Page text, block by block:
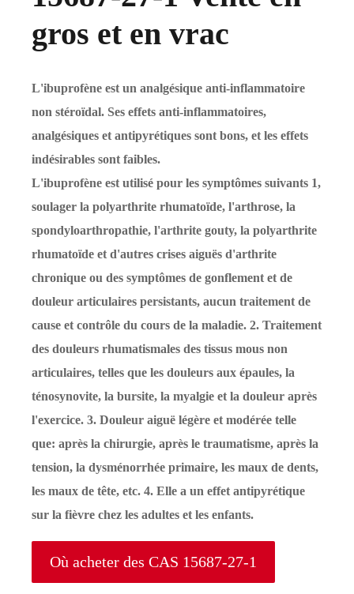
gros et en vrac
L'ibuprofène est un analgésique anti-inflammatoire
non stéroïdal. Ses effets anti-inflammatoires,
analgésiques et antipyrétiques sont bons, et les effets
indésirables sont faibles.
L'ibuprofène est utilisé pour les symptômes suivants 1,
soulager la polyarthrite rhumatoïde, l'arthrose, la
spondyloarthropathie, l'arthrite gouty, la polyarthrite
rhumatoïde et d'autres crises aiguës d'arthrite
chronique ou des symptômes de gonflement et de
douleur articulaires persistants, aucun traitement de
cause et contrôle du cours de la maladie. 2. Traitement
des douleurs rhumatismales des tissus mous non
articulaires, telles que les douleurs aux épaules, la
ténosynovite, la bursite, la myalgie et la douleur après
l'exercice. 3. Douleur aiguë légère et modérée telle
que: après la chirurgie, après le traumatisme, après la
tension, la dysménorrhée primaire, les maux de dents,
les maux de tête, etc. 4. Elle a un effet antipyrétique
sur la fièvre chez les adultes et les enfants.
Où acheter des CAS 15687-27-1